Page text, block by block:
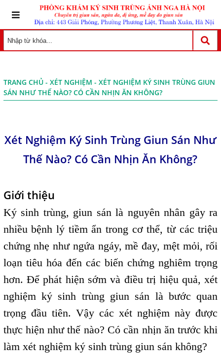
TRANG CHỦ- XÉT NGHIỆM - XÉT NGHIỆM KÝ SINH TRÙNG GIUN
SÁN NHƯ THẾ NÀO? CÓ CẦN NHỊN ĂN KHÔNG?
Xét Nghiệm Ký Sinh Trùng Giun Sán Như
Thế Nào? Có Cần Nhịn Ăn Không?
Giới thiệu
Ký sinh trùng, giun sán là nguyên nhân gây ra
nhiều bệnh lý tiềm ẩn trong cơ thể, từ các triệu
chứng nhẹ như ngứa ngáy, mề đay, mệt mỏi, rối
loạn tiêu hóa đến các biến chứng nghiêm trọng
hơn. Để phát hiện sớm và điều trị hiệu quả, xét
nghiệm ký sinh trùng giun sán là bước quan
trọng đầu tiên. Vậy các xét nghiệm này được
thực hiện như thế nào? Có cần nhịn ăn trước khi
làm xét nghiệm ký sinh trùng giun sán không?